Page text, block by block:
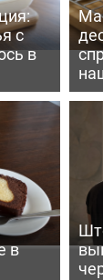
с
в
в